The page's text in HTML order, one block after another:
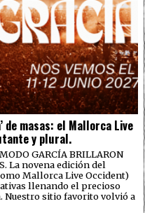
de masas: el Mallorca Live
y plural.
GARCÍA BRILLARON
La novena edición del
Mallorca Live Occident)
llenando el precioso
Nuestro sitio favorito volvió a